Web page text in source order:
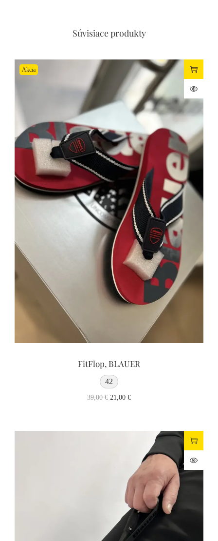
Súhlas so spracovaním osobných údajov
Súhlasím so spraovaním osobných údajov (
viac info)
Súvisiace produkty
Akcia
FitFlop, BLAUER
42
39,00€ 21,00 €